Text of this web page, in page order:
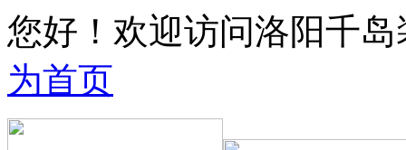
您好！欢迎访问洛阳千
为首页